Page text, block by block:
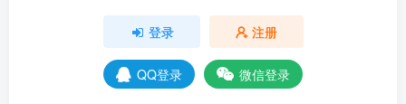
登录 注册
QQ登录 微信登录